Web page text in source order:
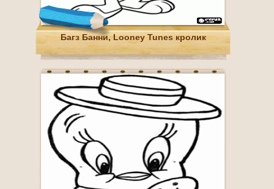
Багз Банни, Looney Tunes кролик